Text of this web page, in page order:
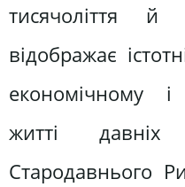
тисячоліття
відображає
економічному і
житті давніх
Стародавнього